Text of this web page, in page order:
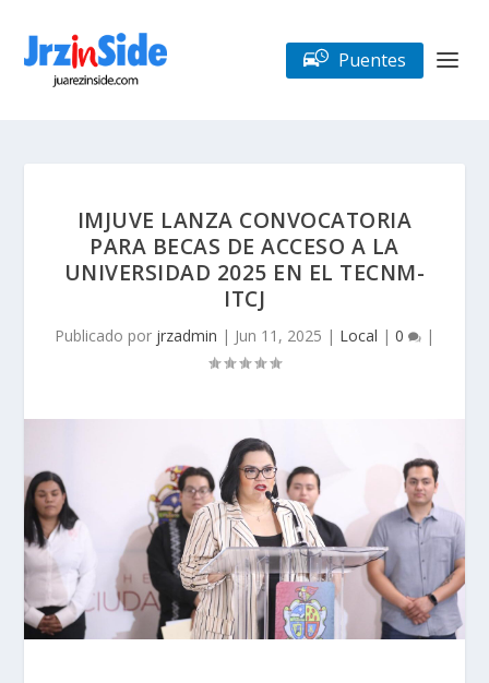
Puentes
IMJUVE LANZA CONVOCATORIA
PARA BECAS DE ACCESO A LA
UNIVERSIDAD 2025 EN EL TECNM-
ITCJ
Publicado por jrzadmin | Jun 11, 2025 | Local | 0 |